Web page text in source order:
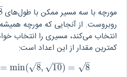
مورچه با سه مسیر ممکن با طول‌های
روبروست. از آنجایی که مورچه همیشه
انتخاب می‌کند، مسیری را انتخاب
کمترین مقدار از این اعداد است:
= min( 8
–
√ , 10
−−
√ ) = 8
–
√
=min(8,10)=8